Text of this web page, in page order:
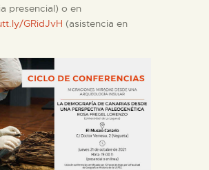
presencial) o en
GRidJvH (asistencia en